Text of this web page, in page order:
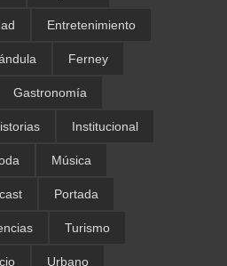
Entretenimiento
Ferney
Gastronomía
Institucional
Música
Portada
Turismo
Urbano